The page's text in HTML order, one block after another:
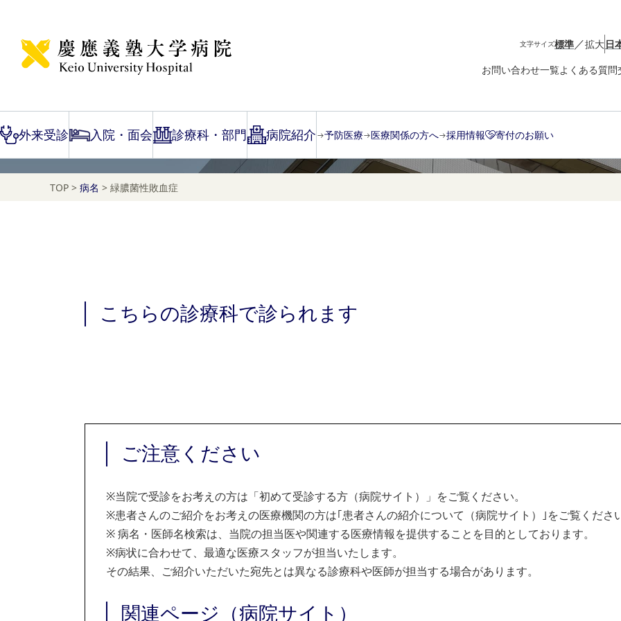
文字サイズ標準／拡大日
お問い合わせ一覧よくある質問
外来受診 入院・面会 診療科・部門 病院紹介 予防医療 医療関係の方へ 採用情報 寄付のお願い
Disease Name Search
TOP > 病名 > 緑膿菌性敗血症
こちらの診療科で診られます
ご注意ください
※当院で受診をお考えの方は「初めて受診する方（病院サイト）」をご覧ください。
※患者さんのご紹介をお考えの医療機関の方は｢患者さんの紹介について（病院サイト）｣をご覧くださ
※病名・医師名検索は、当院の担当医や関連する医療情報を提供することを目的としております。
※病状に合わせて、最適な医療スタッフが担当いたします。
その結果、ご紹介いただいた宛先とは異なる診療科や医師が担当する場合があります。
関連ページ（病院サイト）